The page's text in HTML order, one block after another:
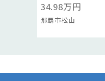
34.98万円
那覇市松山